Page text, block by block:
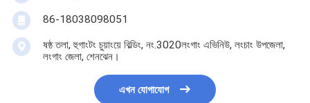
86-18038098051
ষষ্ঠ তলা, হুগাংটং চুয়াংয়ে বিল্ডিং, নং.3020লংগাং এভিনিউ, লংচাং উপজেলা,
লংগাং জেলা, শেনঝেন।
এখন যোগাযোগ